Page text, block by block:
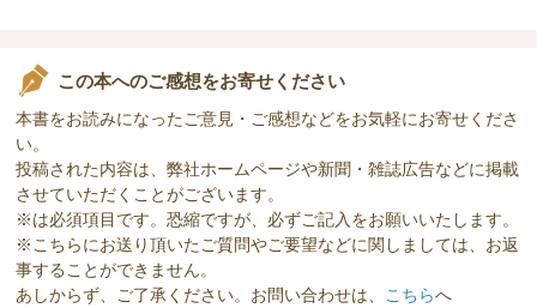
この本へのご感想をお寄せください
本書をお読みになったご意見・ご感想などをお気軽にお寄せくださ
い。
投稿された内容は、弊社ホームページや新聞・雑誌広告などに掲載
させていただくことがございます。
※は必須項目です。恐縮ですが、必ずご記入をお願いいたします。
※こちらにお送り頂いたご質問やご要望などに関しましては、お返
事することができません。
あしからず、ご了承ください。お問い合わせは、 こちらへ